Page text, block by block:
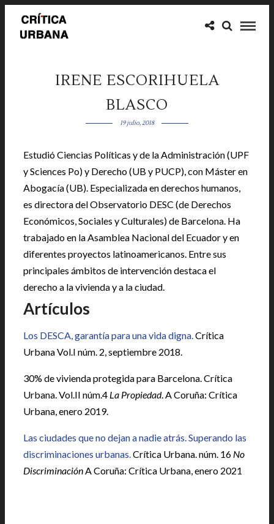
IRENE ESCORIHUELA
BLASCO
19 julio, 2018
Estudió Ciencias Políticas y de la Administración (UPF
y Sciences Po) y Derecho (UB y PUCP), con Máster en
Abogacía (UB). Especializada en derechos humanos,
es directora del Observatorio DESC (de Derechos
Económicos, Sociales y Culturales) de Barcelona. Ha
trabajado en la Asamblea Nacional del Ecuador y en
diferentes proyectos latinoamericanos. Entre sus
principales ámbitos de intervención destaca el
derecho a la vivienda y a la ciudad.
Artículos
Los DESCA, garantía para una vida digna.Crítica
Urbana Vol.I núm. 2, septiembre 2018.
30% de vivienda protegida para Barcelona.Crítica
Urbana. Vol.II núm.4 La Propiedad. A Coruña: Crítica
Urbana, enero 2019.
Las ciudades que no dejan a nadie atrás. Superando las
discriminaciones urbanas.Crítica Urbana. núm. 16 No
DiscriminaciónA Coruña: Crítica Urbana, enero 2021